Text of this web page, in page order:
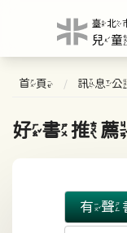
首頁 訊息
好書推
有聲